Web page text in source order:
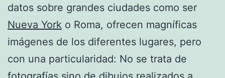
datos sobre grandes ciudades como ser
Nueva York o Roma, ofrecen magníficas
imágenes de los diferentes lugares, pero
con una particularidad: No se trata de